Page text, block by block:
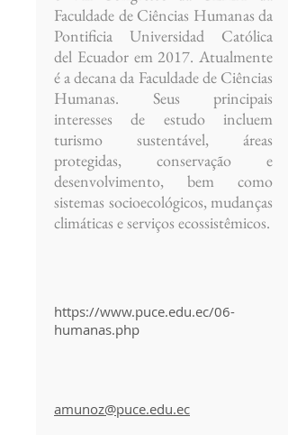
Faculdade de Ciências Humanas da
Pontificia Universidad Católica
del Ecuador em 2017. Atualmente
é a decana da Faculdade de Ciências
Humanas. Seus principais
interesses de estudo incluem
turismo sustentável, áreas
protegidas, conservação e
desenvolvimento, bem como
sistemas socioecológicos, mudanças
climáticas e serviços ecossistêmicos.
https://www.puce.edu.ec/06-
humanas.php
amunoz@puce.edu.ec